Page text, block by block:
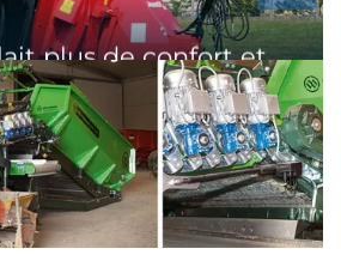
automatiques
produc...